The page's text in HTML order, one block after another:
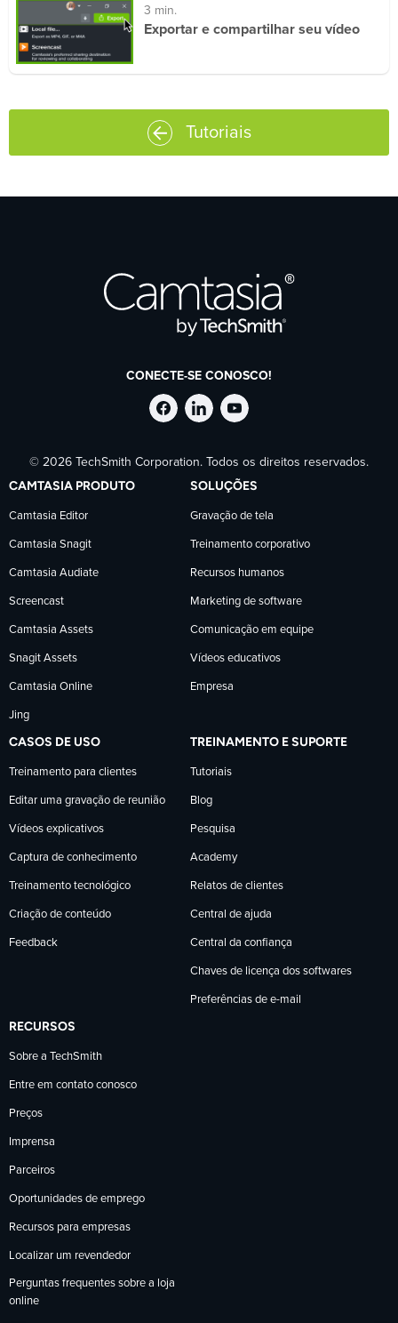
3 min.
Exportar e compartilhar seu vídeo
Tutoriais
CONECTE-SE CONOSCO!
Siga
a
TechSmith
no
Facebook
Siga
a
TechSmith
no
LinkedIn
Siga
a
TechSmith
no
YouTube
© 2026 TechSmith Corporation. Todos os direitos reservados.
CAMTASIA PRODUTO
Camtasia Editor
Camtasia Snagit
Camtasia Audiate
Screencast
Camtasia Assets
Snagit Assets
Camtasia Online
Jing
SOLUÇÕES
Gravação de tela
Treinamento corporativo
Recursos humanos
Marketing de software
Comunicação em equipe
Vídeos educativos
Empresa
CASOS DE USO
Treinamento para clientes
Editar uma gravação de reunião
Vídeos explicativos
Captura de conhecimento
Treinamento tecnológico
Criação de conteúdo
Feedback
TREINAMENTO E SUPORTE
Tutoriais
Blog
Pesquisa
Academy
Relatos de clientes
Central de ajuda
Central da confiança
Chaves de licença dos softwares
Preferências de e-mail
RECURSOS
Sobre a TechSmith
Entre em contato conosco
Preços
Imprensa
Parceiros
Oportunidades de emprego
Recursos para empresas
Localizar um revendedor
Perguntas frequentes sobre a loja
online